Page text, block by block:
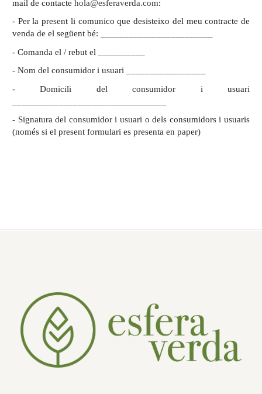
mail de contacte hola@esferaverda.com:
- Per la present li comunico que desisteixo del meu contracte de
venda de el següent bé: ________________________
- Comanda el / rebut el __________
- Nom del consumidor i usuari _________________
- Domicili del consumidor i usuari
- Signatura del consumidor i usuari o dels consumidors i usuaris
(només si el present formulari es presenta en paper)